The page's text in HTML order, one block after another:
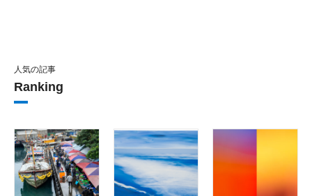
人気の記事
Ranking